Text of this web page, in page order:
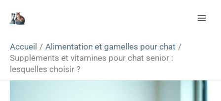
Accueil
Alimentation et gamelles pour chat
Suppléments et vitamines pour chat senior :
lesquelles choisir ?